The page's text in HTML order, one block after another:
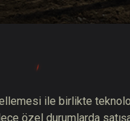
ile birlikte
özel durumlarda